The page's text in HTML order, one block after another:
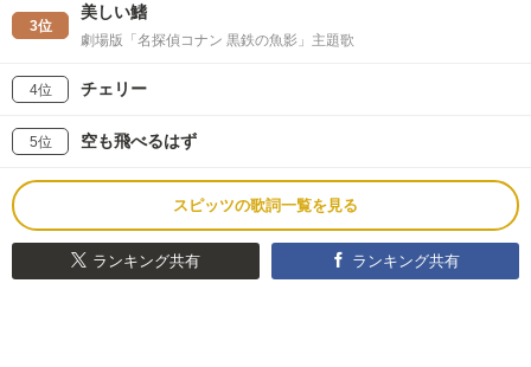
3位
美しい鰭
劇場版「名探偵コナン 黒鉄の魚影」主題歌
4位 チェリー
5位 空も飛べるはず
スピッツの歌詞一覧を見る
ランキング共有 ランキング共有